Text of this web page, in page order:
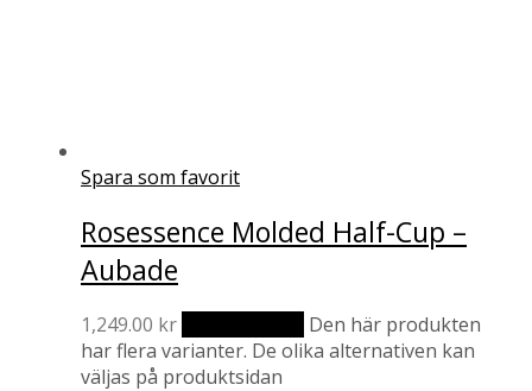
Spara som favorit
Rosessence Molded Half-Cup –
Aubade
1,249.00 kr
Den här produkten
har flera varianter. De olika alternativen kan
väljas på produktsidan